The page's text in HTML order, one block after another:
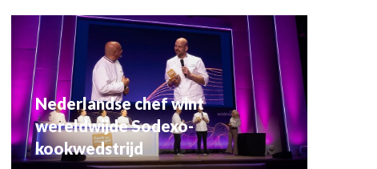
Nederlandse chef wint
wereldwijde Sodexo-
kookwedstrijd